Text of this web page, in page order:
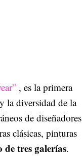
, es la primera
la diversidad de la
de diseñadores
clásicas, pinturas
de tres galerías.